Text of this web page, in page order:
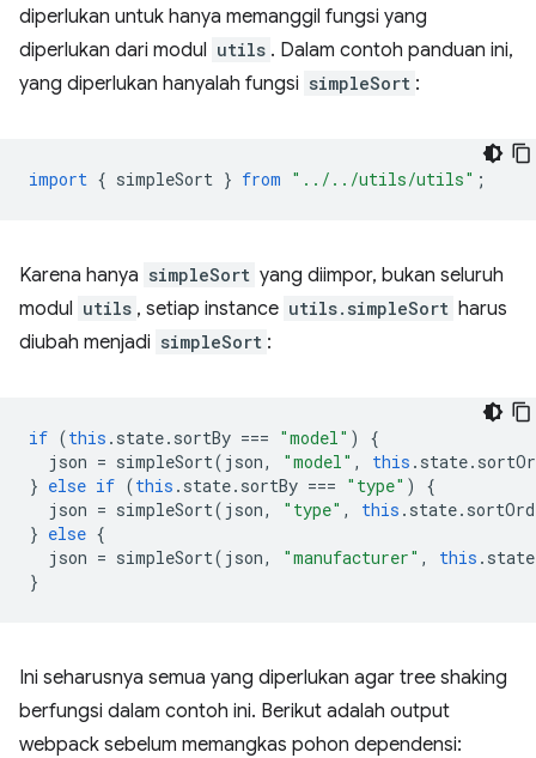
diperlukan untuk hanya memanggil fungsi yang
diperlukan dari modul utils . Dalam contoh panduan ini,
yang diperlukan hanyalah fungsi simpleSort :
import { simpleSort } from "../../utils/utils" ;
Karena hanya simpleSort yang diimpor, bukan seluruh
modul utils , setiap instance utils.simpleSort harus
diubah menjadi simpleSort :
if (this . state. sortBy === "model" )
{
json = simpleSort( json, "model" , this . state.
} else if (this . state. sortBy === "type" )
{
json = simpleSort( json, "type" , this . state.
} else {
json = simpleSort( json, "manufacturer" , this . state
}
Ini seharusnya semua yang diperlukan agar tree shaking
berfungsi dalam contoh ini. Berikut adalah output
webpack sebelum memangkas pohon dependensi: